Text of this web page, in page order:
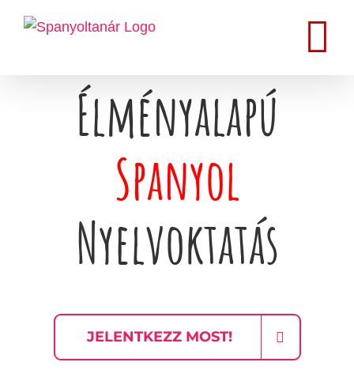
Élményalapú
Spanyol
Nyelvoktatás
JELENTKEZZ MOST!